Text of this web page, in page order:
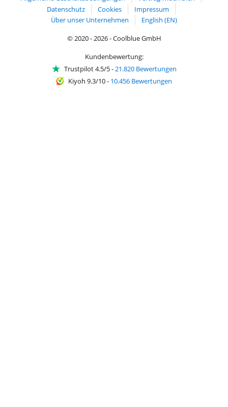
Datenschutz
Cookies
Impressum
Über unser Unternehmen
English (EN)
© 2020 - 2026 - Coolblue GmbH
Kundenbewertung:
Trustpilot 4.5/5-21.820 Bewertungen
Kiyoh 9.3/10- 10.456 Bewertungen